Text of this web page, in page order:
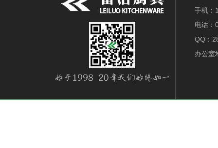
手机
电话
QQ：
办公室